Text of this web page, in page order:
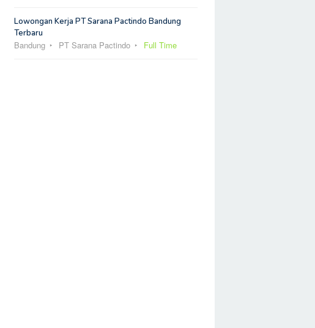
Lowongan Kerja PT Sarana Pactindo Bandung
Terbaru
Bandung PT Sarana Pactindo Full Time